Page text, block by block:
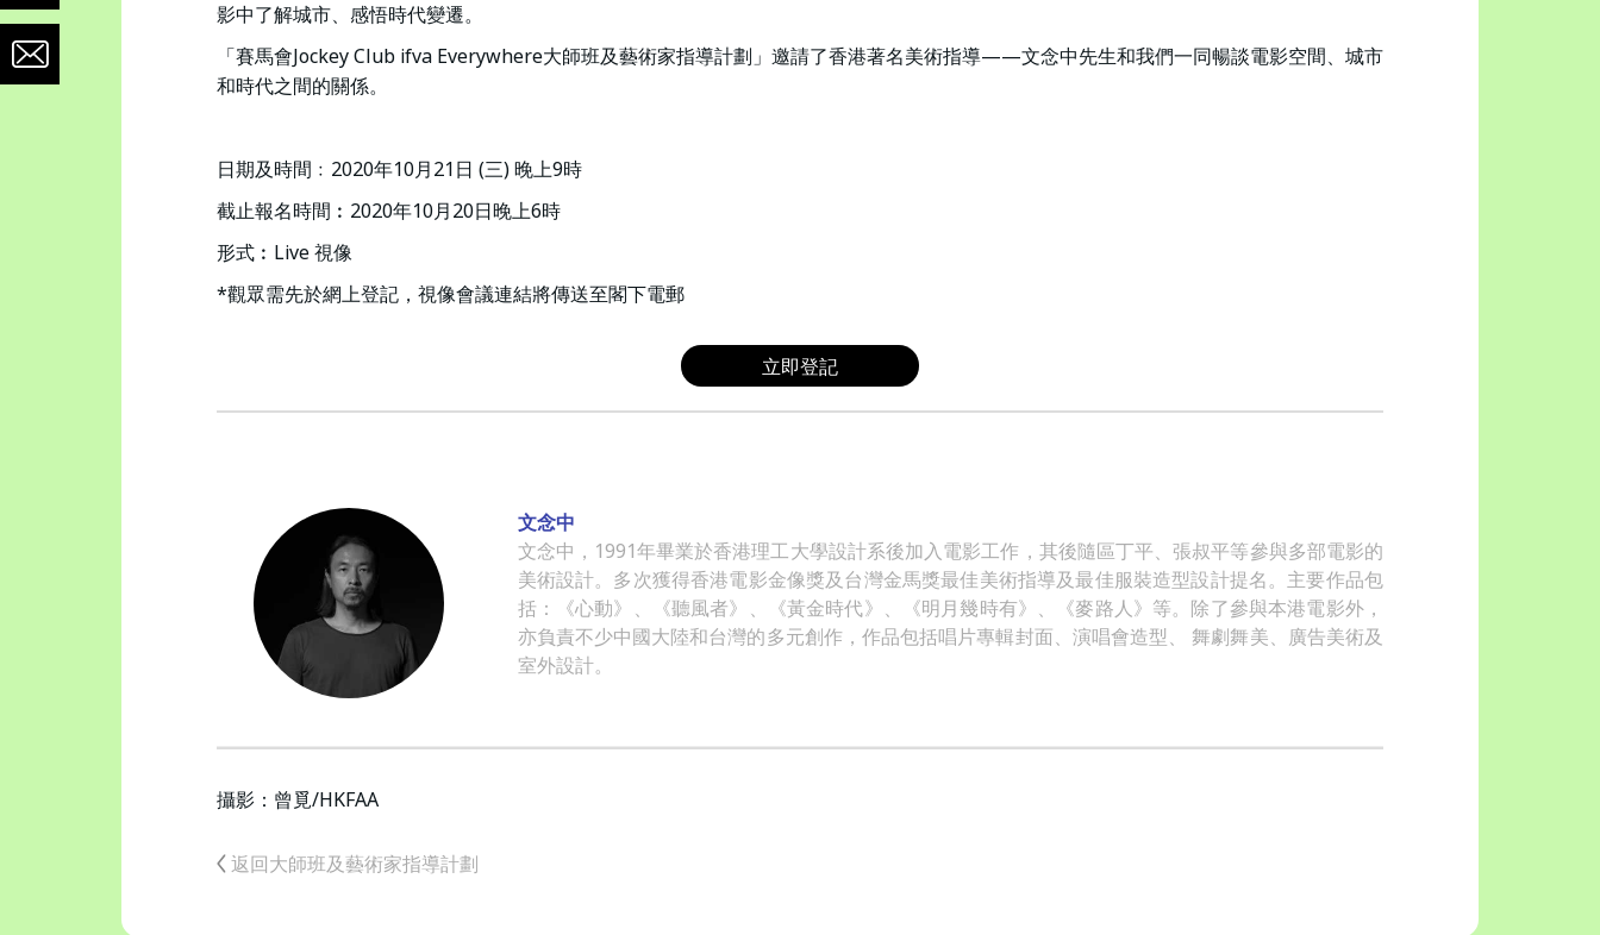
影中了解城市、感悟時代變遷。
「賽馬會Jockey Club ifva Everywhere大師班及藝術家指導計劃」邀請了香港著名美術指導——文念中先生和我們一同暢談電影空間、城市
和時代之間的關係。
日期及時間﹕2020年10月21日 (三) 晚上9時
截止報名時間︰2020年10月20日晚上6時
形式︰Live 視像
*觀眾需先於網上登記，視像會議連結將傳送至閣下電郵
立即登記
文念中
文念中，1991年畢業於香港理工大學設計系後加入電影工作，其後隨區丁平、張叔平等參與多部電影的
美術設計。多次獲得香港電影金像獎及台灣金馬獎最佳美術指導及最佳服裝造型設計提名。主要作品包
括：《心動》、《聽風者》、《黃金時代》、《明月幾時有》、《麥路人》等。除了參與本港電影外，
亦負責不少中國大陸和台灣的多元創作，作品包括唱片專輯封面、演唱會造型、 舞劇舞美、廣告美術及
室外設計。
攝影：曾覓/HKFAA
返回大師班及藝術家指導計劃